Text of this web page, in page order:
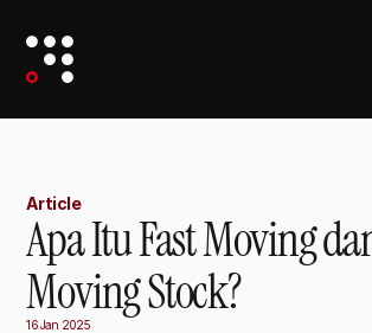
Article
Apa Itu Fast Moving
Moving Stock?
16 Jan 2025